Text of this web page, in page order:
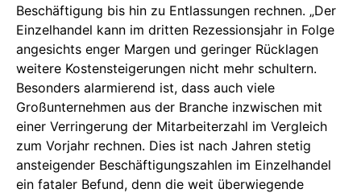
Beschäftigung bis hin zu Entlassungen rechnen. „Der
Einzelhandel kann im dritten Rezessionsjahr in Folge
angesichts enger Margen und geringer Rücklagen
weitere Kostensteigerungen nicht mehr schultern.
Besonders alarmierend ist, dass auch viele
Großunternehmen aus der Branche inzwischen mit
einer Verringerung der Mitarbeiterzahl im Vergleich
zum Vorjahr rechnen. Dies ist nach Jahren stetig
ansteigender Beschäftigungszahlen im Einzelhandel
ein fataler Befund, denn die weit überwiegende